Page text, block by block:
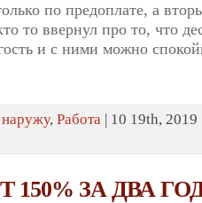
по предоплате, а
то ввернул про то, что
и с ними можно
, Работа | 10 19th, 2019
150% ЗА ДВА